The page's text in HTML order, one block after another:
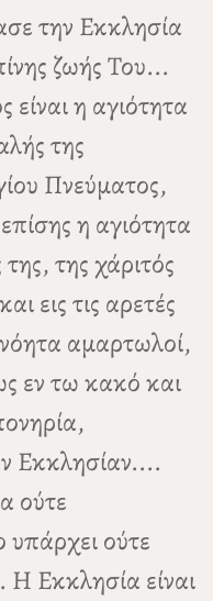
την Εκκλησία
ζωής Του...
είναι η αγιότητα
της
Πνεύματος,
η αγιότητα
της χάριτός
εις τις αρετές
αμαρτωλοί,
εν τω κακό και
Εκκλησίαν....
ούτε
ούτε
Η Εκκλησία είναι